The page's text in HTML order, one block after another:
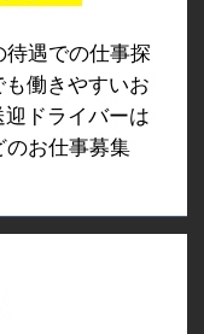
遇での仕事探
働きやすいお
ドライバーは
のお仕事募集